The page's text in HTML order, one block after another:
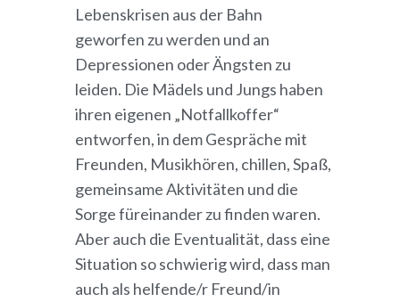
Lebenskrisen aus der Bahn
geworfen zu werden und an
Depressionen oder Ängsten zu
leiden. Die Mädels und Jungs haben
ihren eigenen „Notfallkoffer“
entworfen, in dem Gespräche mit
Freunden, Musikhören, chillen, Spaß,
gemeinsame Aktivitäten und die
Sorge füreinander zu finden waren.
Aber auch die Eventualität, dass eine
Situation so schwierig wird, dass man
auch als helfende/r Freund/in